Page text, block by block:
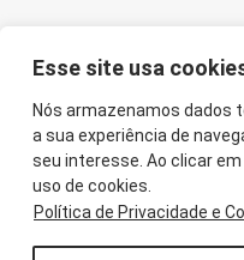
Esse site usa
Nós armazenamos dados
a sua experiência de
seu interesse. Ao clicar
uso de cookies.
Política de Privacidade e